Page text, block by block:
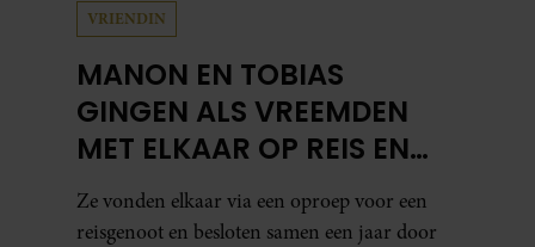
VRIENDIN
MANON EN TOBIAS
GINGEN ALS VREEMDEN
MET ELKAAR OP REIS EN
ZIJN NU EEN STEL: ‘IK ZEI
NOG: DIT WORDT NIETS!’
Ze vonden elkaar via een oproep voor een
reisgenoot en besloten samen een jaar door